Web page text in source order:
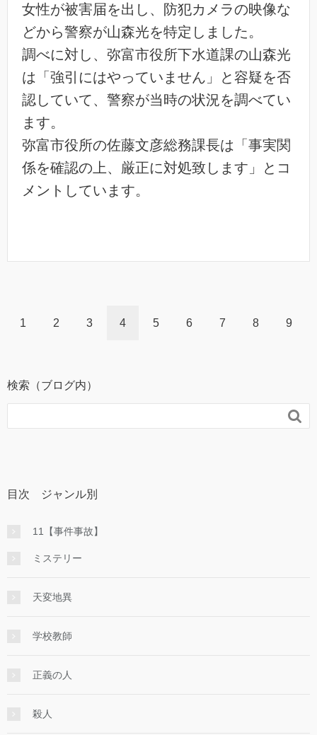
女性が被害届を出し、防犯カメラの映像な
どから警察が山森光を特定しました。
調べに対し、弥富市役所下水道課の山森光
は「強引にはやっていません」と容疑を否
認していて、警察が当時の状況を調べてい
ます。
弥富市役所の佐藤文彦総務課長は「事実関
係を確認の上、厳正に対処致します」とコ
メントしています。
1 2 3 4 5 6 7 8 9
検索（ブログ内）

目次 ジャンル別
11【事件事故】
ミステリー
天変地異
学校教師
正義の人
殺人